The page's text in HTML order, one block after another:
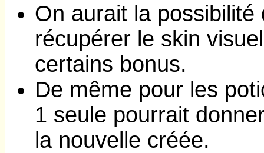
On aurait la
récupérer le skin
certains bonus.
De même pour les
1 seule pourrait
la nouvelle créée.